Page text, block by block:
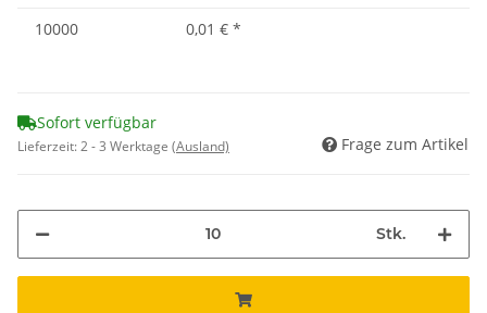
10000
0,01 € *
Sofort verfügbar
Lieferzeit:2 - 3 Werktage (Ausland) Frage zum Artikel
Stk.